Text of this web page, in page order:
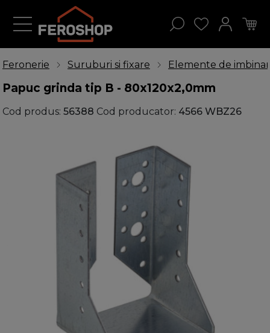
Feronerie Suruburi si fixare Elemente de
Papuc grinda tip B - 80x120x2,0mm
Cod produs: 56388 Cod producator: 4566 WBZ26